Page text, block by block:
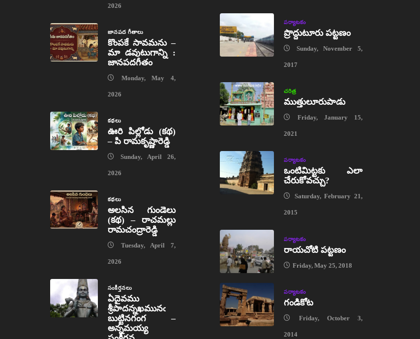
2026
జానపద గీతాలు
కొంపకే సావమను –
మా డవుటుగాన్ని :
జానపదగీతం
Monday, May 4,
2026
కథలు
ఊరి పిల్లోడు (కథ)
– పి రామకృష్ణారెడ్డి
Sunday, April 26,
2026
కథలు
అలసిన గుండెలు
(కథ) – రాచమల్లు
రామచంద్రారెడ్డి
Tuesday, April 7,
2026
సంకీర్తనలు
ఏదైవము
శ్రీపాదన్నఖమునఁ
బుట్టినగంగ –
అన్నమయ్య
పర్యాటకం
ప్రొద్దుటూరు పట్టణం
Sunday, November 5,
2017
చరిత్ర
ముత్తులూరుపాడు
Friday, January 15,
2021
పర్యాటకం
ఒంటిమిట్టకు ఎలా
చేరుకోవచ్చు?
Saturday, February 21,
2015
పర్యాటకం
రాయచోటి పట్టణం
Friday, May 25, 2018
పర్యాటకం
గండికోట
Friday, October 3,
2014